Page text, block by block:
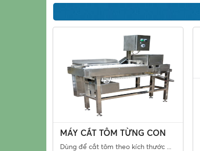
MÁY CẮT TÔM TỪNG CON
Dùng để cắt tôm theo kích thước ...